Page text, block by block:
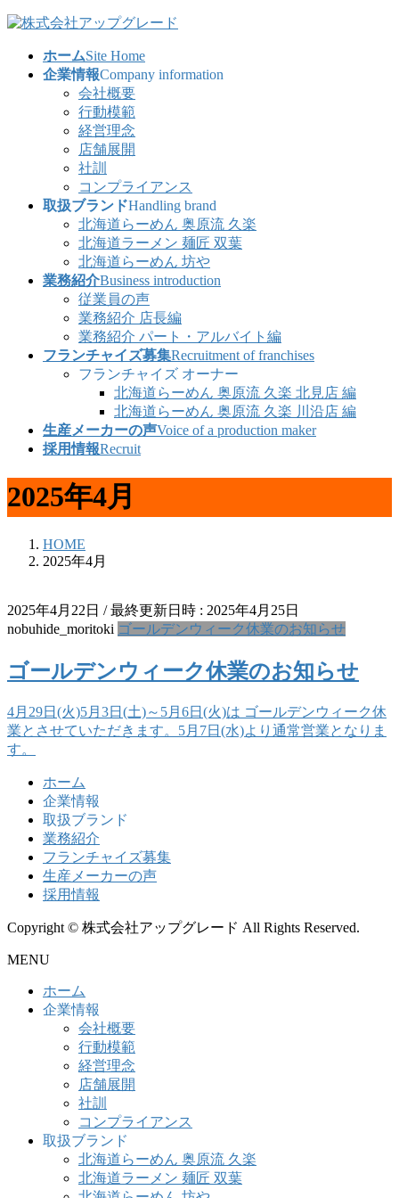
コ
ナ
ホームSite Home
企業情報Company information
会社概要
行動模範
経営理念
店舗展開
社訓
コンプライアンス
取扱ブランドHandling brand
北海道らーめん 奥原流 久楽
北海道ラーメン 麺匠 双葉
北海道らーめん 坊や
業務紹介Business introduction
従業員の声
業務紹介 店長編
業務紹介 パート・アルバイト編
フランチャイズ募集Recruitment of franchises
フランチャイズ オーナー
北海道らーめん 奥原流 久楽 北見店 編
北海道らーめん 奥原流 久楽 川沿店 編
生産メーカーの声Voice of a production maker
採用情報Recruit
2025年4月
HOME
2025年4月
2025年4月22日 / 最終更新日時 : 2025年4月25日
nobuhide_moritoki ゴールデンウィーク休業のお知らせ
ゴールデンウィーク休業のお知らせ
4月29日(火)5月3日(土)～5月6日(火)は ゴールデンウィーク休
業とさせていただきます。5月7日(水)より通常営業となりま
す。
ホーム
企業情報
取扱ブランド
業務紹介
フランチャイズ募集
生産メーカーの声
採用情報
Copyright © 株式会社アップグレード All Rights Reserved.
MENU
ホーム
企業情報
会社概要
行動模範
経営理念
店舗展開
社訓
コンプライアンス
取扱ブランド
北海道らーめん 奥原流 久楽
北海道ラーメン 麺匠 双葉